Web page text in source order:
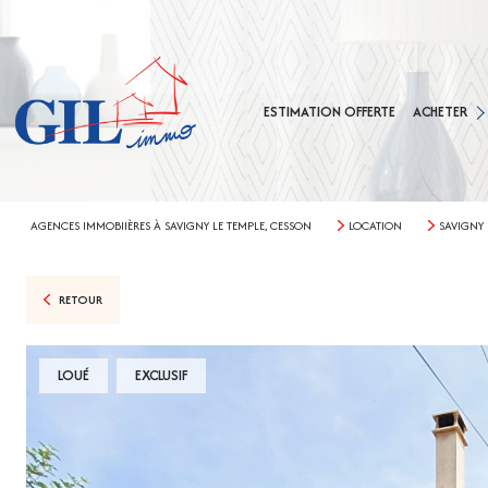
ESTIMATION OFFERTE ACHETER
APPARTEMENTS
TERRAINS
AGENCE
AGENCE
AGENCES IMMOBIIÈRES À SAVIGNY LE TEMPLE, CESSON LOCATION SAVIGNY
RETOUR
LOUÉ EXCLUSIF